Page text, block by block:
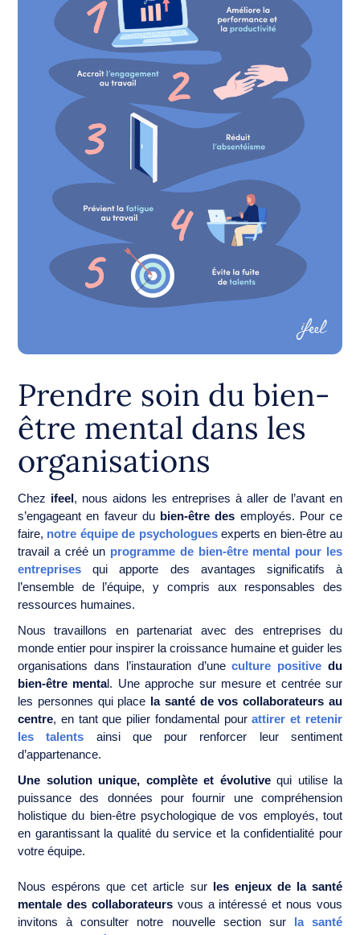
Prendre soin du bien-
être mental dans les
organisations
Chez ifeel, nous aidons les entreprises à aller de l’avant en
s’engageant en faveur du bien-être des employés. Pour ce
faire, notre équipe de psychologuesexperts en bien-être au
travail a créé un programme de bien-être mental pour les
entreprises qui apporte des avantages significatifs à
l’ensemble de l’équipe, y compris aux responsables des
ressources humaines.
Nous travaillons en partenariat avec des entreprises du
monde entier pour inspirer la croissance humaine et guider les
organisations dans l’instauration d’une culture positive du
bien-être mental. Une approche sur mesure et centrée sur
les personnes qui place la santé de vos collaborateurs au
centre, en tant que pilier fondamental pour attirer et retenir
les talents ainsi que pour renforcer leur sentiment
d’appartenance.
Une solution unique, complète et évolutivequi utilise la
puissance des données pour fournir une compréhension
holistique du bien-être psychologique de vos employés, tout
en garantissant la qualité du service et la confidentialité pour
votre équipe.
Nous espérons que cet article sur les enjeux de la santé
mentale des collaborateursvous a intéressé et nous vous
invitons à consulter notre nouvelle section surla santé